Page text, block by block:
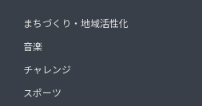
まちづくり・地域活性化
音楽
チャレンジ
スポーツ